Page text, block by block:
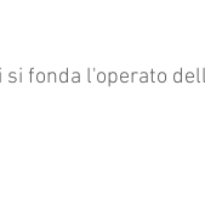
si fonda l'operato